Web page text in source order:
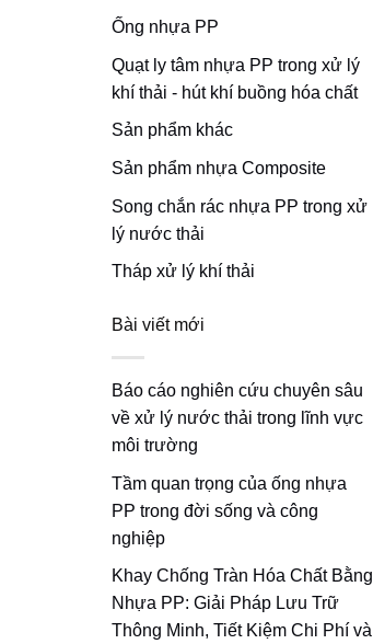
Ống nhựa PP
Quạt ly tâm nhựa PP trong xử lý
khí thải - hút khí buồng hóa chất
Sản phẩm khác
Sản phẩm nhựa Composite
Song chắn rác nhựa PP trong xử
lý nước thải
Tháp xử lý khí thải
Bài viết mới
Báo cáo nghiên cứu chuyên sâu
về xử lý nước thải trong lĩnh vực
môi trường
Tầm quan trọng của ống nhựa
PP trong đời sống và công
nghiệp
Khay Chống Tràn Hóa Chất Bằng
Nhựa PP: Giải Pháp Lưu Trữ
Thông Minh, Tiết Kiệm Chi Phí và